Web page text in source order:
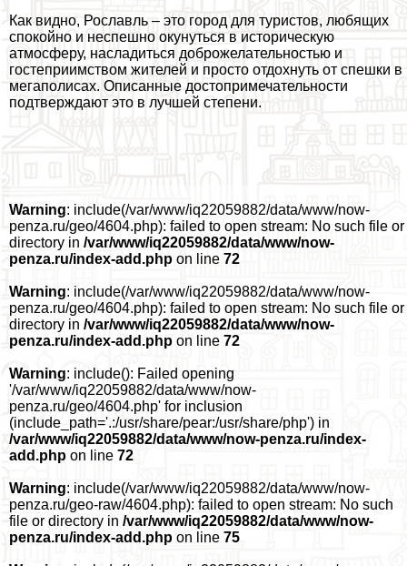
Как видно, Рославль – это город для туристов, любящих
спокойно и неспешно окунуться в историческую
атмосферу, насладиться доброжелательностью и
гостеприимством жителей и просто отдохнуть от спешки в
мегаполисах. Описанные достопримечательности
подтверждают это в лучшей степени.
Warning: include(/var/www/iq22059882/data/www/now-
penza.ru/geo/4604.php): failed to open stream: No such file or
directory in /var/www/iq22059882/data/www/now-
penza.ru/index-add.php on line 72
Warning: include(/var/www/iq22059882/data/www/now-
penza.ru/geo/4604.php): failed to open stream: No such file or
directory in /var/www/iq22059882/data/www/now-
penza.ru/index-add.php on line 72
Warning: include(): Failed opening
'/var/www/iq22059882/data/www/now-
penza.ru/geo/4604.php' for inclusion
(include_path='.:/usr/share/pear:/usr/share/php') in
/var/www/iq22059882/data/www/now-penza.ru/index-
add.php on line 72
Warning: include(/var/www/iq22059882/data/www/now-
penza.ru/geo-raw/4604.php): failed to open stream: No such
file or directory in /var/www/iq22059882/data/www/now-
penza.ru/index-add.php on line 75